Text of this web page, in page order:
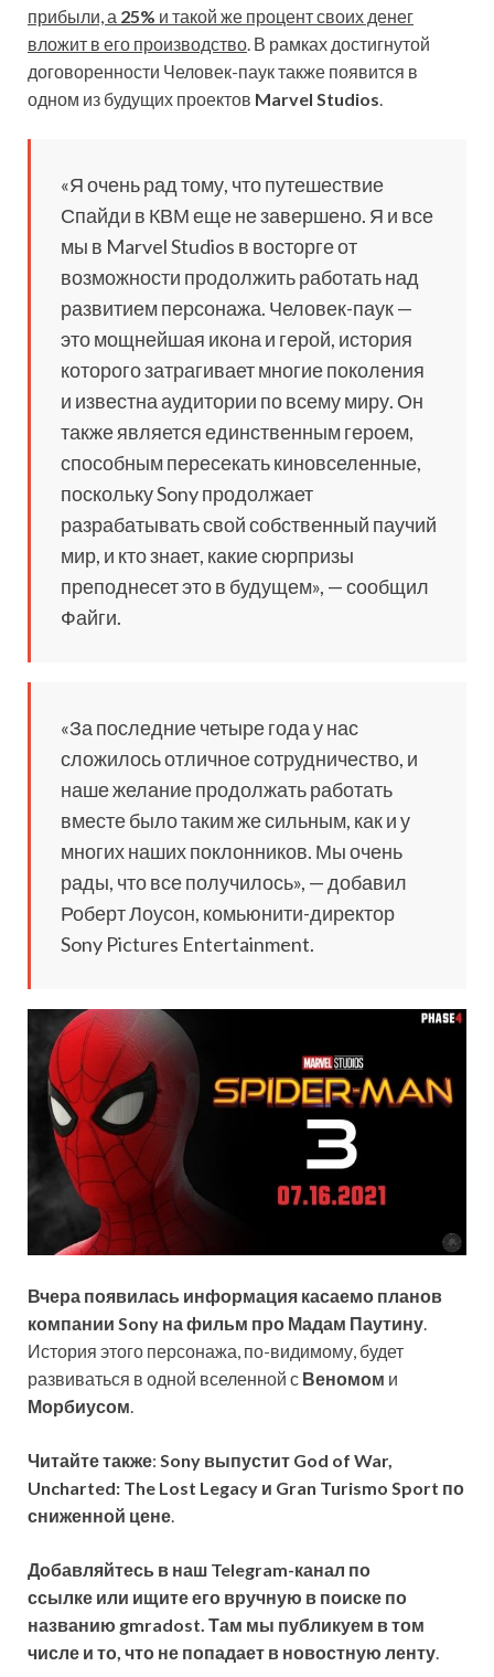
прибыли, а 25% и такой же процент своих денег
вложит в его производство. В рамках достигнутой
договоренности Человек-паук также появится в
одном из будущих проектов Marvel Studios.
«Я очень рад тому, что путешествие
Спайди в КВМ еще не завершено. Я и все
мы в Marvel Studios в восторге от
возможности продолжить работать над
развитием персонажа. Человек-паук —
это мощнейшая икона и герой, история
которого затрагивает многие поколения
и известна аудитории по всему миру. Он
также является единственным героем,
способным пересекать киновселенные,
поскольку Sony продолжает
разрабатывать свой собственный паучий
мир, и кто знает, какие сюрпризы
преподнесет это в будущем», — сообщил
Файги.
«За последние четыре года у нас
сложилось отличное сотрудничество, и
наше желание продолжать работать
вместе было таким же сильным, как и у
многих наших поклонников. Мы очень
рады, что все получилось», — добавил
Роберт Лоусон, комьюнити-директор
Sony Pictures Entertainment.
Вчера появилась информация касаемо планов
компании Sony на фильм про Мадам Паутину.
История этого персонажа, по-видимому, будет
развиваться в одной вселенной с Веномом и
Морбиусом.
Читайте также: Sony выпустит God of War,
Uncharted: The Lost Legacy и Gran Turismo Sport по
сниженной цене.
Добавляйтесь в наш Telegram-канал по
ссылке или ищите его вручную в поиске по
названию gmradost. Там мы публикуем в том
числе и то, что не попадает в новостную ленту.